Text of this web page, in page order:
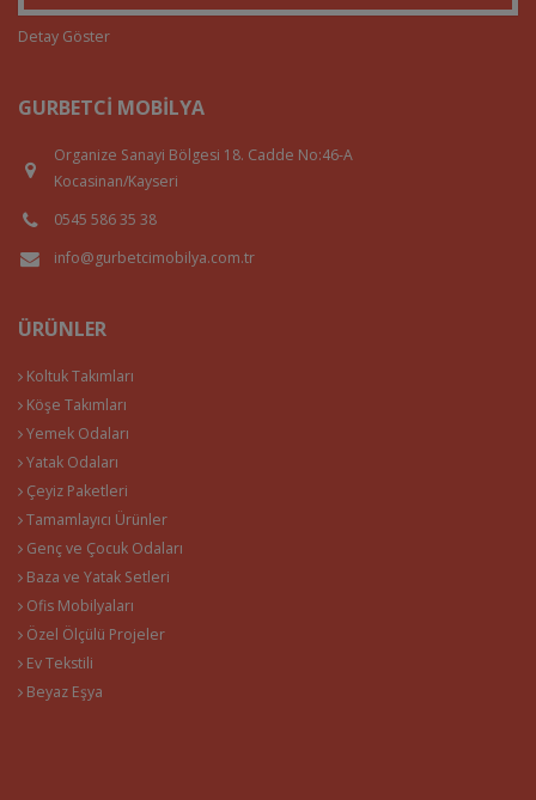
Detay Göster
GURBETCI MOBILYA
Organize Sanayi Bölgesi 18. Cadde No:46-A
Kocasinan/Kayseri
0545 586 35 38
info@gurbetcimobilya.com.tr
ÜRÜNLER
Koltuk Takımları
Köşe Takımları
Yemek Odaları
Yatak Odaları
Çeyiz Paketleri
Tamamlayıcı Ürünler
Genç ve Çocuk Odaları
Baza ve Yatak Setleri
Ofis Mobilyaları
Özel Ölçülü Projeler
Ev Tekstili
Beyaz Eşya